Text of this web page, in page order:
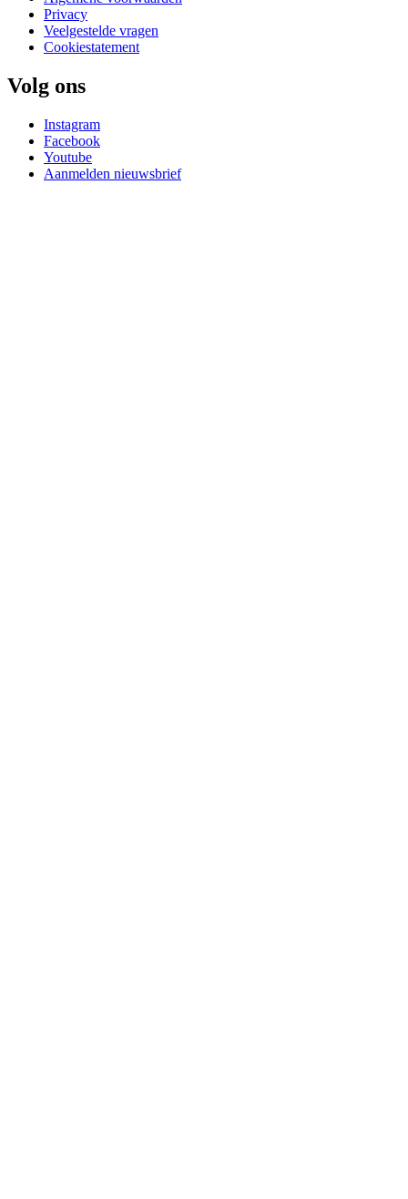
Privacy
Veelgestelde vragen
Cookiestatement
Volg ons
Instagram
Facebook
Youtube
Aanmelden nieuwsbrief